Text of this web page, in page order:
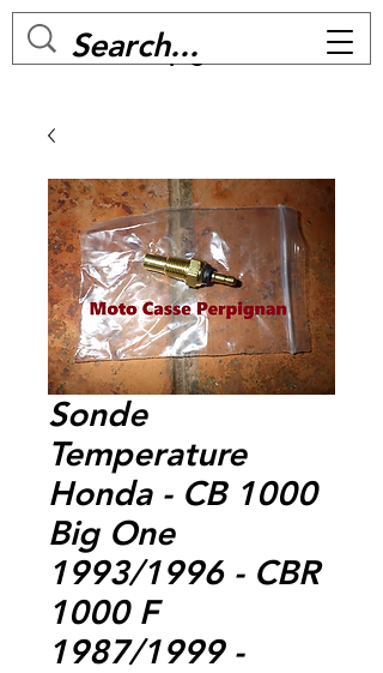
MC BIKE Perpignan
Sonde
Temperature
Honda - CB 1000
Big One
1993/1996 - CBR
1000 F
1987/1999 -